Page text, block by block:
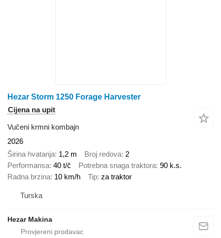
Hezar Storm 1250 Forage Harvester
Cijena na upit
Vučeni krmni kombajn
2026
Širina hvatanja 1,2 m Broj redova 2
Performansa 40 t/č Potrebna snaga traktora 90 k.s.
Radna brzina 10 km/h Tip za traktor
Turska
Hezar Makina